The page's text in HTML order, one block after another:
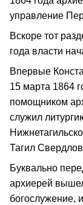
управление
Вскоре тот
года власти
Впервые
15 марта 1864
помощником
служил
Тагил
Буквально
архиерей
богослужение,